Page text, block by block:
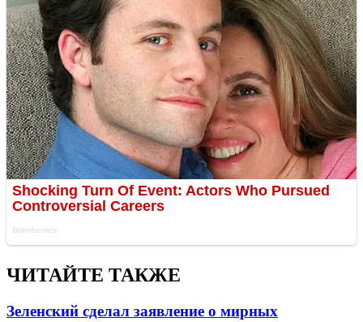
ЧИТАЙТЕ ТАКЖЕ
Зеленский сделал заявление о мирных